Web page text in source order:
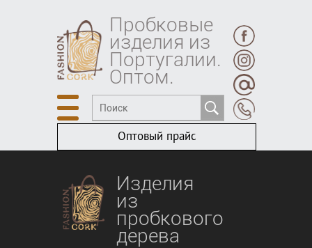
Пробковые
изделия из
Португалии.
Оптом.
Оптовый прайс
Изделия
из
пробкового
дерева